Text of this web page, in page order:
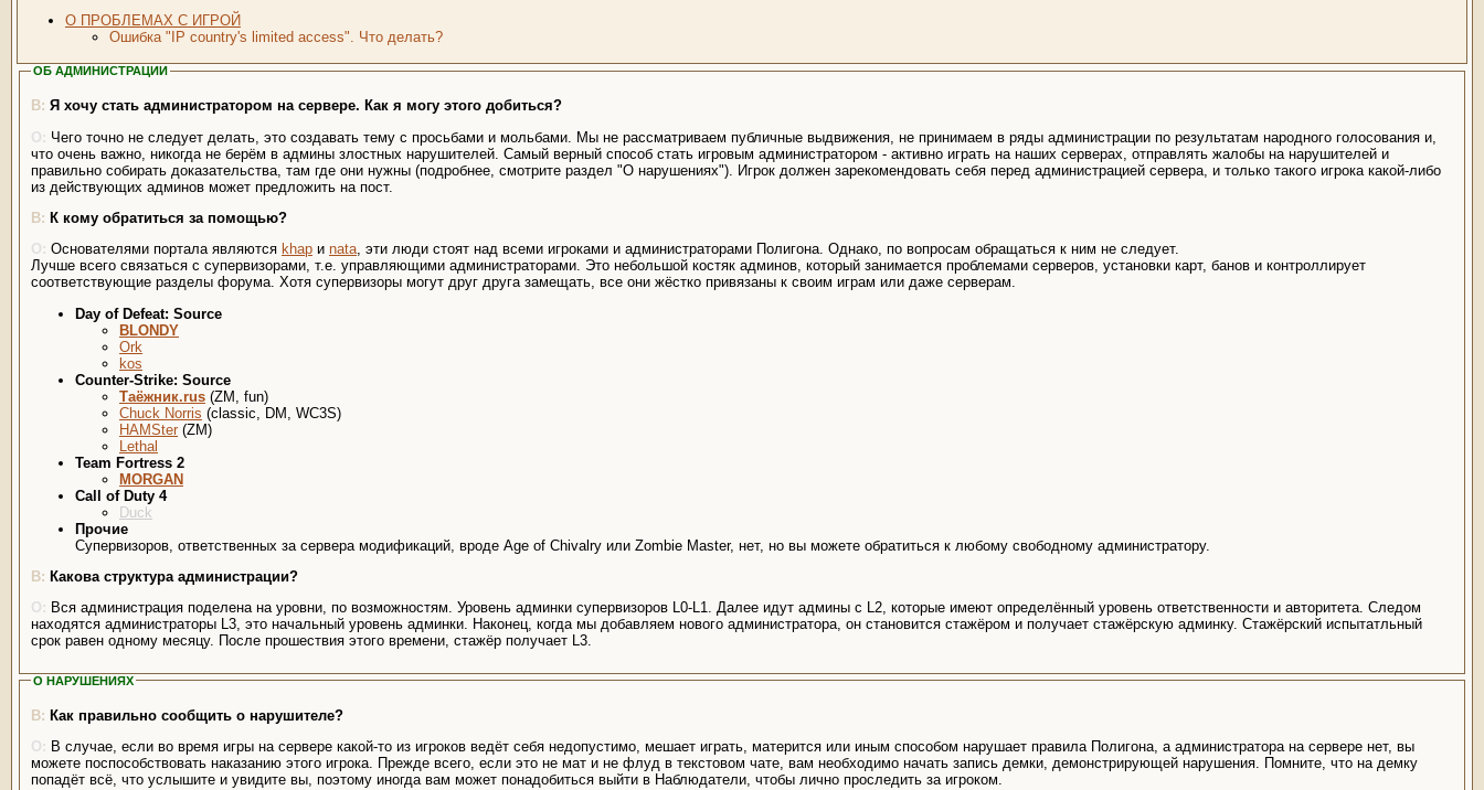
О ПРОБЛЕМАХ С ИГРОЙ
Ошибка "IP country's limited access". Что делать?
ОБ АДМИНИСТРАЦИИ
Я хочу стать администратором на сервере. Как я могу этого добиться?
Чего точно не следует делать, это создавать тему с просьбами и мольбами. Мы не рассматриваем публичные выдвижения, не принимаем в ряды администрации по результатам народного голосования и,
что очень важно, никогда не берём в админы злостных нарушителей. Самый верный способ стать игровым администратором - активно играть на наших серверах, отправлять жалобы на нарушителей и
правильно собирать доказательства, там где они нужны (подробнее, смотрите раздел "О нарушениях"). Игрок должен зарекомендовать себя перед администрацией сервера, и только такого игрока какой-либо
из действующих админов может предложить на пост.
К кому обратиться за помощью?
Основателями портала являются khap и nata, эти люди стоят над всеми игроками и администраторами Полигона. Однако, по вопросам обращаться к ним не следует.
Лучше всего связаться с супервизорами, т.е. управляющими администраторами. Это небольшой костяк админов, который занимается проблемами серверов, установки карт, банов и контроллирует
соответствующие разделы форума. Хотя супервизоры могут друг друга замещать, все они жёстко привязаны к своим играм или даже серверам.
Day of Defeat: Source
BLONDY
Ork
kos
Counter-Strike: Source
Таёжник.rus (ZM, fun)
Chuck Norris (classic, DM, WC3S)
HAMSter (ZM)
Lethal
Team Fortress 2
MORGAN
Call of Duty 4
Duck
Прочие
Супервизоров, ответственных за сервера модификаций, вроде Age of Chivalry или Zombie Master, нет, но вы можете обратиться к любому свободному администратору.
Какова структура администрации?
Вся администрация поделена на уровни, по возможностям. Уровень админки супервизоров L0-L1. Далее идут админы с L2, которые имеют определённый уровень ответственности и авторитета. Следом
находятся администраторы L3, это начальный уровень админки. Наконец, когда мы добавляем нового администратора, он становится стажёром и получает стажёрскую админку. Стажёрский испытатльный
срок равен одному месяцу. После прошествия этого времени, стажёр получает L3.
О НАРУШЕНИЯХ
Как правильно сообщить о нарушителе?
В случае, если во время игры на сервере какой-то из игроков ведёт себя недопустимо, мешает играть, матерится или иным способом нарушает правила Полигона, а администратора на сервере нет, вы
можете поспособствовать наказанию этого игрока. Прежде всего, если это не мат и не флуд в текстовом чате, вам необходимо начать запись демки, демонстрирующей нарушения. Помните, что на демку
попадёт всё, что услышите и увидите вы, поэтому иногда вам может понадобиться выйти в Наблюдатели, чтобы лично проследить за игроком.